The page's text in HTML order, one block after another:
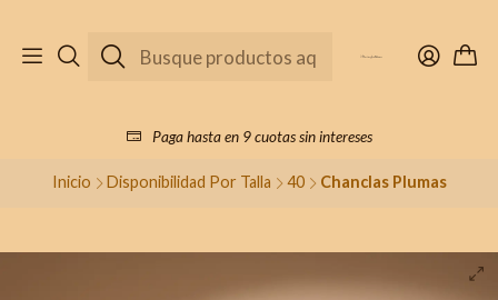
Paga hasta en 9 cuotas sin intereses
Inicio Disponibilidad Por Talla 40 Chanclas Plumas